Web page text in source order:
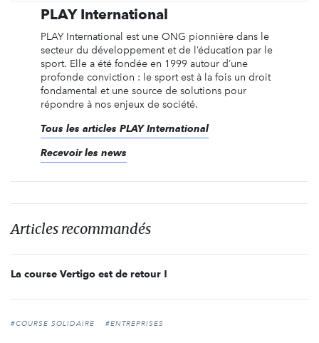
PLAY International
PLAY International est une ONG pionnière dans le
secteur du développement et de l’éducation par le
sport. Elle a été fondée en 1999 autour d’une
profonde conviction : le sport est à la fois un droit
fondamental et une source de solutions pour
répondre à nos enjeux de société.
Tous les articles PLAY International
Recevoir les news
Articles recommandés
La course Vertigo est de retour !
#COURSE SOLIDAIRE #ENTREPRISES